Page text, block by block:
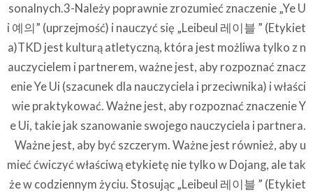
sonalnych.3-Należy poprawnie zrozumieć znaczenie „Ye U
i 예의” (uprzejmość) i nauczyć się „Leibeul 레이블 ” (Etykiet
a)TKD jest kulturą atletyczną, która jest możliwa tylko z n
auczycielem i partnerem, ważne jest, aby rozpoznać znacz
enie Ye Ui (szacunek dla nauczyciela i przeciwnika) i właści
wie praktykować. Ważne jest, aby rozpoznać znaczenie Y
e Ui, takie jak szanowanie swojego nauczyciela i partnera.
Ważne jest, aby być szczerym. Ważne jest również, aby u
mieć ćwiczyć właściwą etykietę nie tylko w Dojang, ale tak
że w codziennym życiu. Stosując „Leibeul 레이블 ” (Etykiet